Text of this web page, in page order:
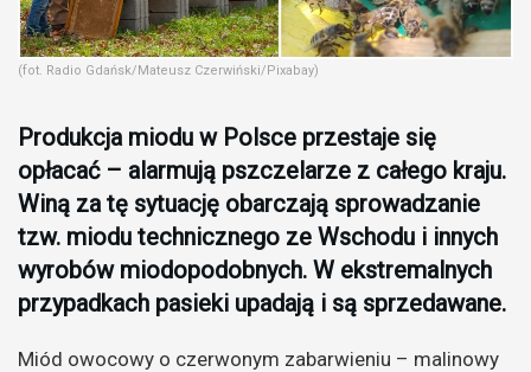
(fot. Radio Gdańsk/Mateusz Czerwiński/Pixabay)
Produkcja miodu w Polsce przestaje się
opłacać – alarmują pszczelarze z całego kraju.
Winą za tę sytuację obarczają sprowadzanie
tzw. miodu technicznego ze Wschodu i innych
wyrobów miodopodobnych. W ekstremalnych
przypadkach pasieki upadają i są sprzedawane.
Miód owocowy o czerwonym zabarwieniu – malinowy